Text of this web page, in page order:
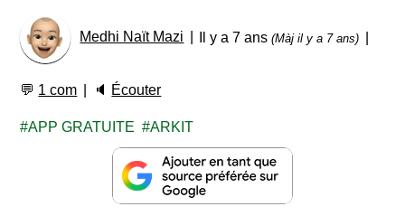
Medhi Naït Mazi Il y a 7 ans(Màj il y a 7 ans)
💬 1 com 🔈 Écouter
APP GRATUITE ARKIT